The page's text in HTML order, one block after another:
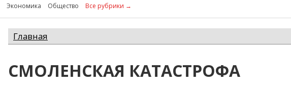
Экономика Общество Все рубрики →
Главная
СМОЛЕНСКАЯ КАТАСТРОФА